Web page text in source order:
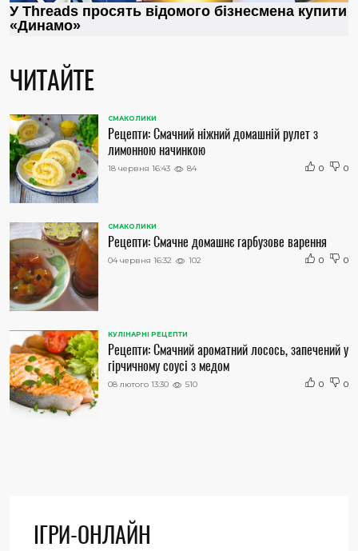
ЧИТАЙТЕ
СМАКОЛИКИ
Рецепти: Смачний ніжний домашній рулет з
лимонною начинкою
18 червня 16:43 84 0 0
СМАКОЛИКИ
Рецепти: Смачне домашнє гарбузове варення
04 червня 16:32 102 0 0
КУЛІНАРНІ РЕЦЕПТИ
Рецепти: Смачний ароматний лосось, запечений у
гірчичному соусі з медом
08 лютого 13:30 510 0 0
ІГРИ-ОНЛАЙН